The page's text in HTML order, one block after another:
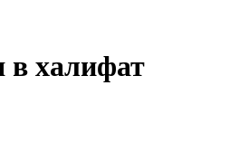
в халифат